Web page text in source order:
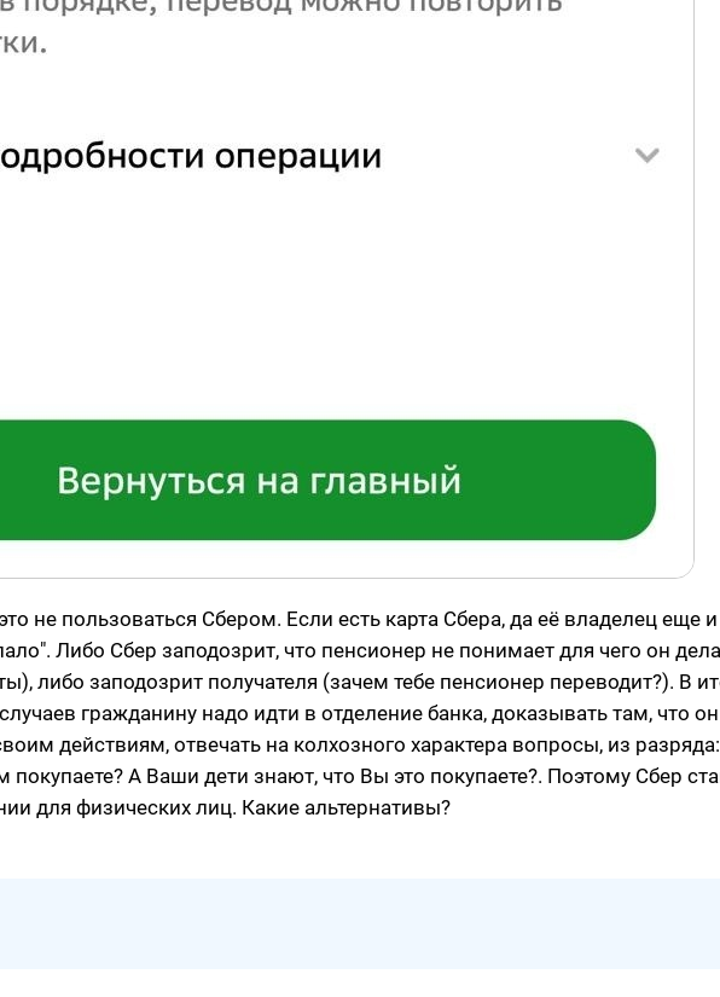
не пользоваться Сбером. Если есть карта Сбера, да её владелец еще и
Либо Сбер заподозрит, что пенсионер не понимает для чего он
либо заподозрит получателя (зачем тебе пенсионер переводит?). В
гражданину надо идти в отделение банка, доказывать там, что
действиям, отвечать на колхозного характера вопросы, из
А Ваши дети знают, что Вы это покупаете?. Поэтому Сбер
для физических лиц. Какие альтернативы?